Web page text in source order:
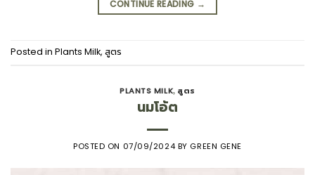
CONTINUE READING →
Posted in Plants Milk, สูตร
PLANTS MILK, สูตร
นมโอ้ต
POSTED ON 07/09/2024 BY GREEN GENE